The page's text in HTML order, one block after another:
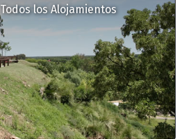
Todos los Alojamientos